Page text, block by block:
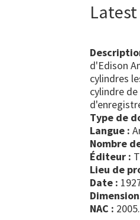
d'Edison
cylindres
cylindre
Type de
Langue :
Nombre
Éditeur :
Lieu de
Date :
NAC :